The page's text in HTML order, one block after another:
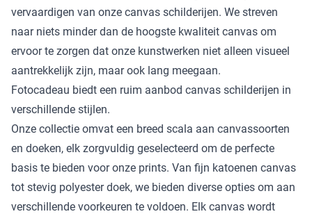
vervaardigen van onze canvas schilderijen. We streven
naar niets minder dan de hoogste kwaliteit canvas om
ervoor te zorgen dat onze kunstwerken niet alleen visueel
aantrekkelijk zijn, maar ook lang meegaan.
Fotocadeau biedt een ruim aanbod canvas schilderijen in
verschillende stijlen.
Onze collectie omvat een breed scala aan canvassoorten
en doeken, elk zorgvuldig geselecteerd om de perfecte
basis te bieden voor onze prints. Van fijn katoenen canvas
tot stevig polyester doek, we bieden diverse opties om aan
verschillende voorkeuren te voldoen. Elk canvas wordt